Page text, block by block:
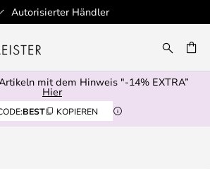
Autorisierter Händler
mit dem Hinweis "-14% EXTRA”
Hier
BEST KOPIEREN